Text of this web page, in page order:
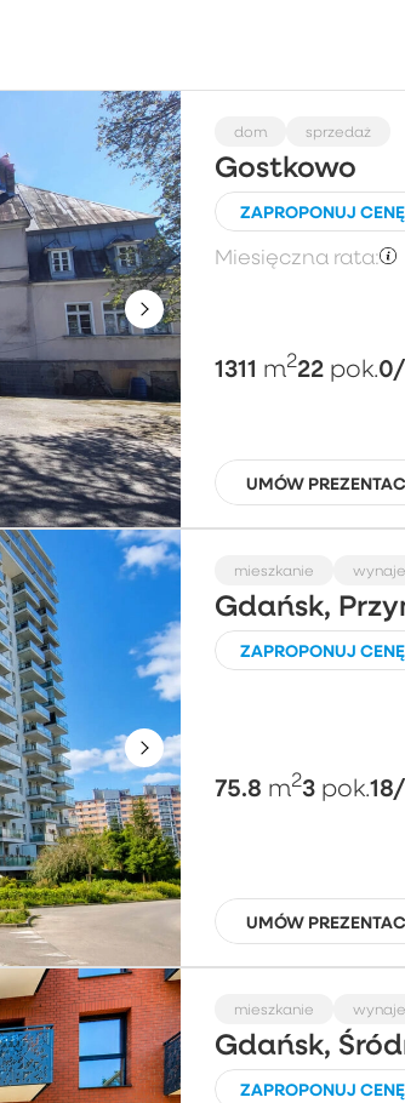
Cena za m²
Piętro
Wybierz
dom sprzedaż
Gostkowo
ZAPROPONUJ CENĘ
Miesięczna rata:
1311 m222 pok.
UMÓW
mieszkanie
Gdańsk,
ZAPROPONUJ CENĘ
75.8 m23 pok.
UMÓW
mieszkanie
Gdańsk,
ZAPROPONUJ CENĘ